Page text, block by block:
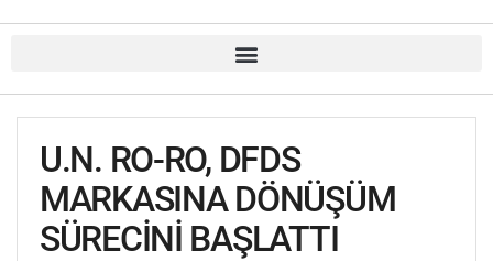
U.N. RO-RO, DFDS
MARKASINA DÖNÜŞÜM
SÜRECİNİ BAŞLATTI